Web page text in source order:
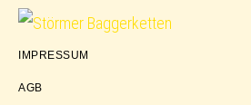
Störmer
IMPRESSUM
AGB